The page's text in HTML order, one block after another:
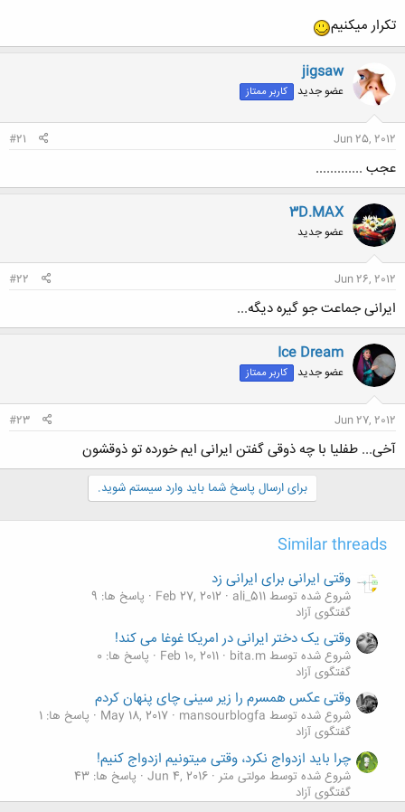
تکرار میکنیم
jigsaw
عضو جدید کاربر ممتاز
Jun 25, 2012
#21
عجب .............
3D.MAX
عضو جدید
Jun 26, 2012
#22
ایرانی جماعت جو گیره دیگه...
Ice Dream
عضو جدید کاربر ممتاز
Jun 27, 2012
#23
آخی... طفلیا با چه ذوقی گفتن ایرانی ایم خورده تو ذوقشون
برای ارسال پاسخ شما باید وارد سیستم شوید.
Similar threads
وقتی ایرانی برای ایرانی زد
شروع شده توسط ali_511 Feb 27, 2012
پاسخ ها: 9
گفتگوی آزاد
وقتی یک دختر ایرانی در امریکا غوغا می کند!
شروع شده توسط bita.m Feb 10, 2011
پاسخ ها: 0
گفتگوی آزاد
وقتی عکس همسرم را زیر سینی چای پنهان کردم
شروع شده توسط mansourblogfa May 18, 2017
پاسخ ها: 1
گفتگوی آزاد
چرا باید ازدواج نکرد، وقتی میتونیم ازدواج کنیم!
شروع شده توسط مولتی متر Jun 4, 2016 پاسخ ها: 43
گفتگوی آزاد